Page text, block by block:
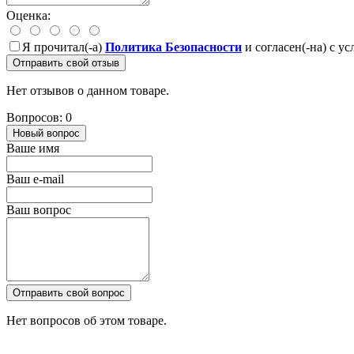
Оценка:
Я прочитал(-а) Политика Безопасности и согласен(-на) с
Отправить свой отзыв
Нет отзывов о данном товаре.
Вопросов: 0
Новый вопрос
Ваше имя
Ваш e-mail
Ваш вопрос
Отправить свой вопрос
Нет вопросов об этом товаре.